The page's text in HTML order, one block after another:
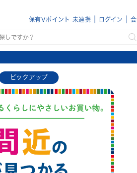
保有Vポイント 未連携 ログイン
ピックアップ